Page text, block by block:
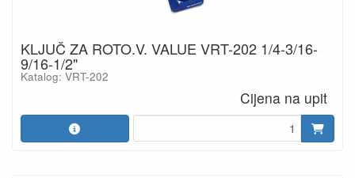
KLJUČ ZA ROTO.V. VALUE VRT-202 1/4-3/16-
9/16-1/2"
Katalog: VRT-202
Cijena na upit